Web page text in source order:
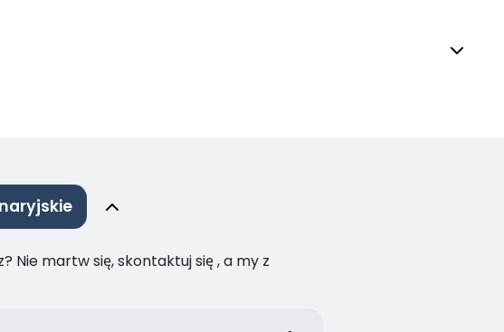
Nie martw się, skontaktuj się , a my z